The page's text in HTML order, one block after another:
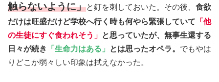
触らないように」と釘を刺しておいた。その後、 食欲
だけは旺盛だけど学校へ行く時も何やら緊張していて 「他
の生徒にすぐ食われそう」 と思っていたが、無事生還する
日々が続き
「生命力はある」 とは思ったオペラ。 でもやは
りどこか弱々しい印象は拭えなかった。